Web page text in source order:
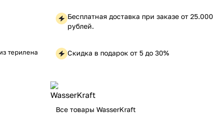
терилена
Бесплатная доставка при заказе от 25.000
рублей.
Скидка в подарок от 5 до 30%
Все товары WasserKraft